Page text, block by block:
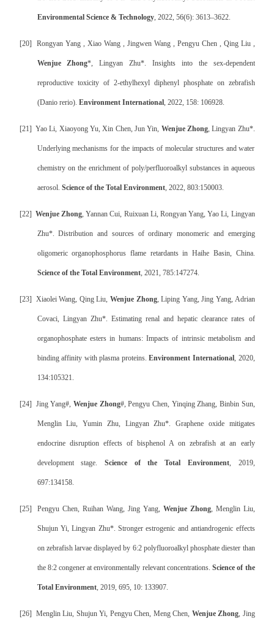
Environmental Science & Technology, 2022, 56(6): 3613–3622.
[20] Rongyan Yang , Xiao Wang , Jingwen Wang , Pengyu Chen , Qing Liu ,
Wenjue Zhong*, Lingyan Zhu*. Insights into the sex-dependent
reproductive toxicity of 2-ethylhexyl diphenyl phosphate on zebrafish
(Danio rerio). Environment International, 2022, 158: 106928.
[21] Yao Li, Xiaoyong Yu, Xin Chen, Jun Yin, Wenjue Zhong, Lingyan Zhu*.
Underlying mechanisms for the impacts of molecular structures and water
chemistry on the enrichment of poly/perfluoroalkyl substances in aqueous
aerosol. Science of the Total Environment, 2022, 803:150003.
[22] Wenjue Zhong, Yannan Cui, Ruixuan Li, Rongyan Yang, Yao Li, Lingyan
Zhu*. Distribution and sources of ordinary monomeric and emerging
oligomeric organophosphorus flame retardants in Haihe Basin, China.
Science of the Total Environment, 2021, 785:147274.
[23] Xiaolei Wang, Qing Liu,Wenjue Zhong, Liping Yang, Jing Yang, Adrian
Covaci, Lingyan Zhu*. Estimating renal and hepatic clearance rates of
organophosphate esters in humans: Impacts of intrinsic metabolism and
binding affinity with plasma proteins.Environment International, 2020,
134:105321.
[24] Jing Yang#,Wenjue Zhong#, Pengyu Chen, Yinqing Zhang, Binbin Sun,
Menglin Liu, Yumin Zhu, Lingyan Zhu*. Graphene oxide mitigates
endocrine disruption effects of bisphenol A on zebrafish at an early
development stage. Science of the Total Environment, 2019,
697:134158.
[25] Pengyu Chen, Ruihan Wang, Jing Yang, Wenjue Zhong, Menglin Liu,
Shujun Yi, Lingyan Zhu*. Stronger estrogenic and antiandrogenic effects
on zebrafish larvae displayed by 6:2 polyfluoroalkyl phosphate diester than
the 8:2 congener at environmentally relevant concentrations.Science of the
Total Environment, 2019, 695, 10: 133907.
[26] Menglin Liu, Shujun Yi, Pengyu Chen, Meng Chen, Wenjue Zhong, Jing